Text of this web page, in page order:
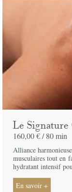
Le Signature
160,00 € /80 min
Alliance
musculaires tout en
hydratant intensif
En savoir +